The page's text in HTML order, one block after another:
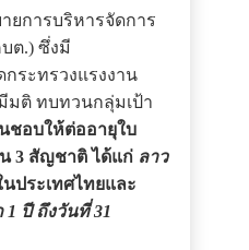
การบริหารจัดการ
ต.) ซึ่งมี
ระทรวงแรงงาน
มติ ทบทวนกลุ่มเป้า
ชอบให้ต่ออายุใบ
3 สัญชาติ ได้แก่ ลาว
ประเทศไทยและ
ปี ถึงวันที่ 31